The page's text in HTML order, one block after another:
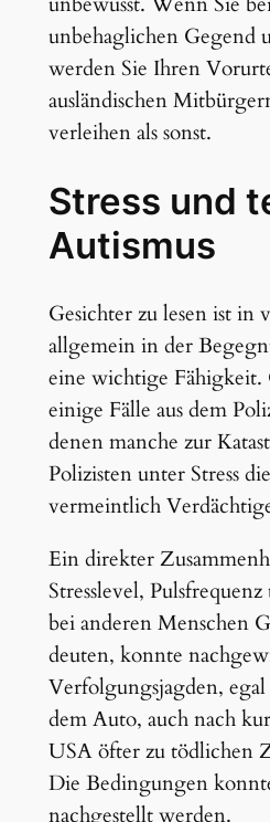
unbehaglichen Gegend
werden Sie Ihren
ausländischen
verleihen als sonst.
Stress und
Autismus
Gesichter zu lesen ist in
allgemein in der
eine wichtige Fähigkeit.
einige Fälle aus dem
denen manche zur
Polizisten unter Stress
vermeintlich
Ein direkter
Stresslevel,
bei anderen Menschen
deuten, konnte
Verfolgungsjagden,
dem Auto, auch nach
USA öfter zu tödlichen
Die Bedingungen
nachgestellt werden.